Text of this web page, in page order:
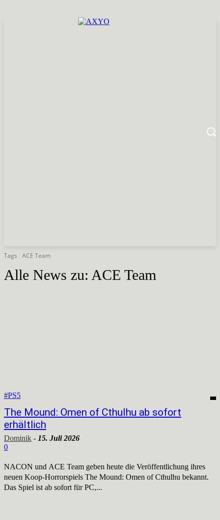
Tags ACE Team
Alle News zu: ACE Team
#PS5
The Mound: Omen of Cthulhu ab sofort
erhältlich
Dominik - 15. Juli 2026
0
NACON und ACE Team geben heute die Veröffentlichung ihres
neuen Koop-Horrorspiels The Mound: Omen of Cthulhu bekannt.
Das Spiel ist ab sofort für PC,...